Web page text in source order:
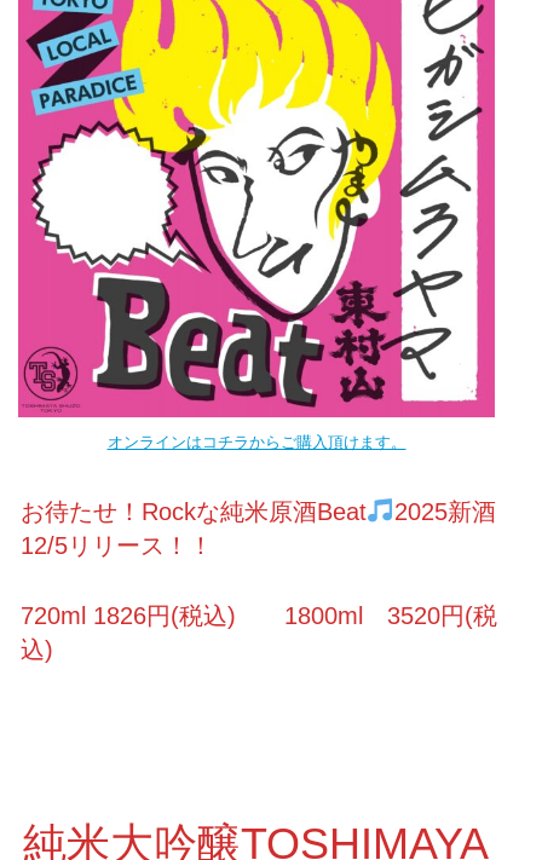
オンラインはコチラからご購入頂けます。
お待たせ！Rockな純米原酒Beat
2025新酒
12/5リリース！！
720ml 1826円(税込) 1800ml 3520円(税
込)
純米大吟醸TOSHIMAYA